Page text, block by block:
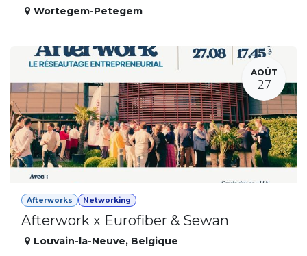
Wortegem-Petegem
AOÛT
27
Afterworks Networking
Afterwork x Eurofiber & Sewan
Louvain-la-Neuve, Belgique